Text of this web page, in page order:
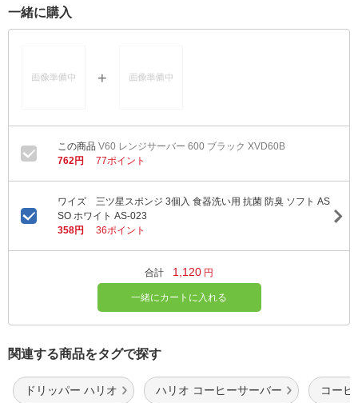
一緒に購入
V60 レンジサーバー 600 ブラック XVD60B
762円
77ポイント
ワイズ 三ツ星スポンジ 3個入 食器洗い用 抗菌 防臭 ソフト AS
SO ホワイト AS-023
358円
36ポイント
合計 1,120 円
一緒にカートに入れる
関連する商品をタグで探す
ドリッパー ハリオ ハリオ コーヒーサーバー コーヒ